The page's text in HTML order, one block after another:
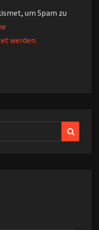
um Spam zu
werden.